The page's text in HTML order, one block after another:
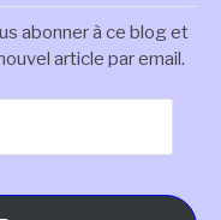
abonner à ce blog et
article par email.